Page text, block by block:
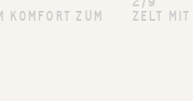
KOMFORT ZUM
ZELT